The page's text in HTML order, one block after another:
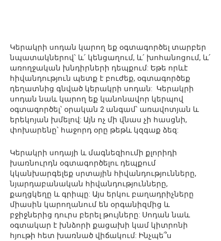
Կերակրի սոդան կարող եք օգտագործել տարբեր
նպատակներով՝ և՛ կենցաղում, և՛ խոհանոցում, և՛
առողջական խնդիրների դեպքում: Եթե որևէ
հիվանդություն պետք է բուժեք, օգտագործեք
դեղատնից գնված կերակրի սոդան: Կերակրի
սոդան նաև կարող եք կանոնավոր կերպով
օգտագործել՝ օրական 2 անգամ՝ առավոտյան և
երեկոյան խմելով: Այն ոչ մի վնաս չի հասցնի,
փոխարենը՝ հաջորդ օրը թեթև կզգաք ձեզ:
Կերակրի սոդայի և մագնեզիումի քլորիդի
խառնուրդն օգտագործելու դեպքում
կկանխարգելեք սրտային հիվանդությունները,
նյարդաբանական հիվանդությունները,
քաղցկեղը և գրիպը: Այս երկու բաղադրիչները
միասին կարողանում են օրգանիզմից և
բջիջներից դուրս բերել թույները: Սոդան նաև
օգտակար է խնձորի քացախի կամ կիտրոնի
հյութի հետ խառնած վիճակում: Ինչպե՞ս